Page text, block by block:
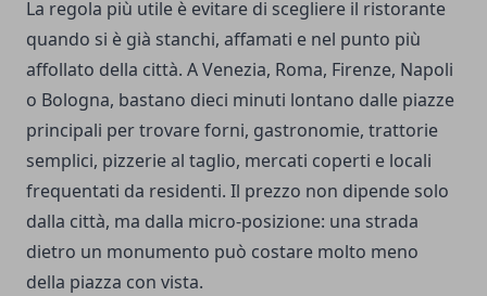
La regola più utile è evitare di scegliere il ristorante
quando si è già stanchi, affamati e nel punto più
affollato della città. A Venezia, Roma, Firenze, Napoli
o Bologna, bastano dieci minuti lontano dalle piazze
principali per trovare forni, gastronomie, trattorie
semplici, pizzerie al taglio, mercati coperti e locali
frequentati da residenti. Il prezzo non dipende solo
dalla città, ma dalla micro-posizione: una strada
dietro un monumento può costare molto meno
della piazza con vista.